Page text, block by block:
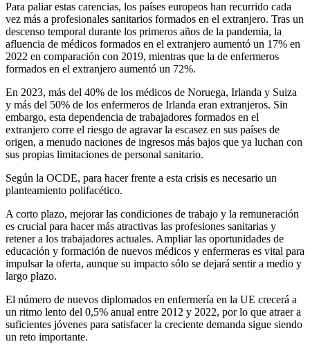
Para paliar estas carencias, los países europeos han recurrido cada
vez más a profesionales sanitarios formados en el extranjero. Tras un
descenso temporal durante los primeros años de la pandemia, la
afluencia de médicos formados en el extranjero aumentó un 17% en
2022 en comparación con 2019, mientras que la de enfermeros
formados en el extranjero aumentó un 72%.
En 2023, más del 40% de los médicos de Noruega, Irlanda y Suiza
y más del 50% de los enfermeros de Irlanda eran extranjeros. Sin
embargo, esta dependencia de trabajadores formados en el
extranjero corre el riesgo de agravar la escasez en sus países de
origen, a menudo naciones de ingresos más bajos que ya luchan con
sus propias limitaciones de personal sanitario.
Según la OCDE, para hacer frente a esta crisis es necesario un
planteamiento polifacético.
A corto plazo, mejorar las condiciones de trabajo y la remuneración
es crucial para hacer más atractivas las profesiones sanitarias y
retener a los trabajadores actuales. Ampliar las oportunidades de
educación y formación de nuevos médicos y enfermeras es vital para
impulsar la oferta, aunque su impacto sólo se dejará sentir a medio y
largo plazo.
El número de nuevos diplomados en enfermería en la UE crecerá a
un ritmo lento del 0,5% anual entre 2012 y 2022, por lo que atraer a
suficientes jóvenes para satisfacer la creciente demanda sigue siendo
un reto importante.